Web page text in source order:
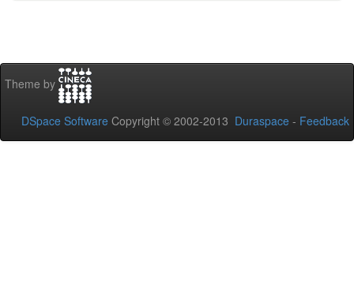
Theme by
DSpace Software Copyright © 2002-2013 Duraspace - Feedback